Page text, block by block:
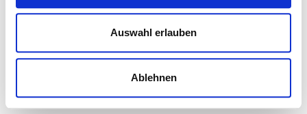
Auswahl erlauben
Ablehnen